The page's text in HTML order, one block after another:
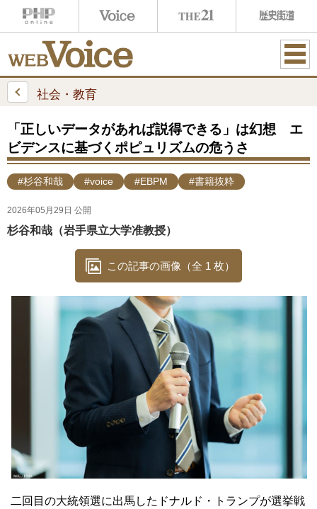
ME
社会・教育
「正しいデータがあれば説得できる」は幻想 エ
ビデンスに基づくポピュリズムの危うさ
#杉谷和哉 #voice #EBPM #書籍抜粋
2026年05月29日 公開
杉谷和哉（岩手県立大学准教授）
この記事の画像（全 1 枚）
二回目の大統領選に出馬したドナルド・トランプが選挙戦